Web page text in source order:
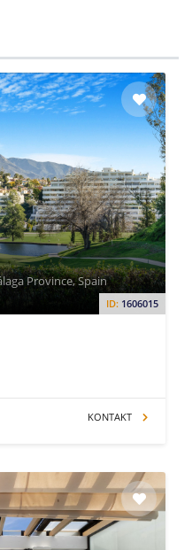
ID: 1606015
Province, Spain
KONTAKT